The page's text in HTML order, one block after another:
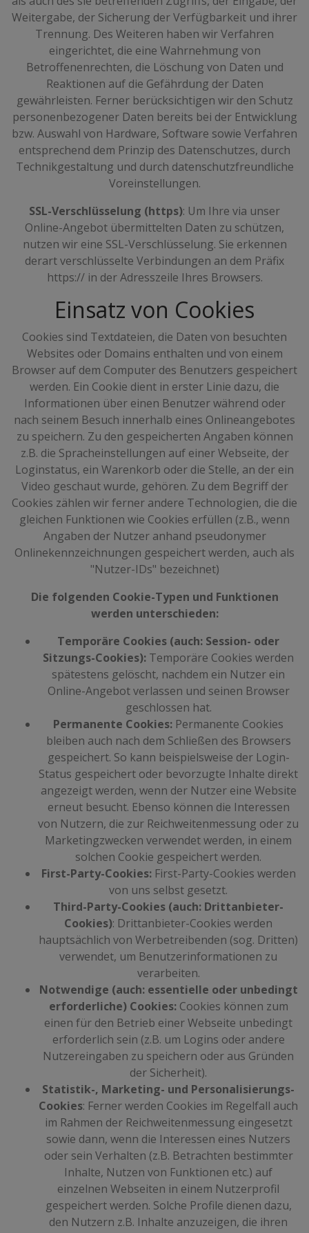
Weitergabe, der Sicherung der Verfügbarkeit und ihrer
Trennung. Des Weiteren haben wir Verfahren
eingerichtet, die eine Wahrnehmung von
Betroffenenrechten, die Löschung von Daten und
Reaktionen auf die Gefährdung der Daten
gewährleisten. Ferner berücksichtigen wir den Schutz
personenbezogener Daten bereits bei der Entwicklung
bzw. Auswahl von Hardware, Software sowie Verfahren
entsprechend dem Prinzip des Datenschutzes, durch
Technikgestaltung und durch datenschutzfreundliche
Voreinstellungen.
SSL-Verschlüsselung (https): Um Ihre via unser
Online-Angebot übermittelten Daten zu schützen,
nutzen wir eine SSL-Verschlüsselung. Sie erkennen
derart verschlüsselte Verbindungen an dem Präfix
https:// in der Adresszeile Ihres Browsers.
Einsatz von Cookies
Cookies sind Textdateien, die Daten von besuchten
Websites oder Domains enthalten und von einem
Browser auf dem Computer des Benutzers gespeichert
werden. Ein Cookie dient in erster Linie dazu, die
Informationen über einen Benutzer während oder
nach seinem Besuch innerhalb eines Onlineangebotes
zu speichern. Zu den gespeicherten Angaben können
z.B. die Spracheinstellungen auf einer Webseite, der
Loginstatus, ein Warenkorb oder die Stelle, an der ein
Video geschaut wurde, gehören. Zu dem Begriff der
Cookies zählen wir ferner andere Technologien, die die
gleichen Funktionen wie Cookies erfüllen (z.B., wenn
Angaben der Nutzer anhand pseudonymer
Onlinekennzeichnungen gespeichert werden, auch als
"Nutzer-IDs" bezeichnet)
Die folgenden Cookie-Typen und Funktionen
werden unterschieden:
Temporäre Cookies (auch: Session- oder
Sitzungs-Cookies): Temporäre Cookies werden
spätestens gelöscht, nachdem ein Nutzer ein
Online-Angebot verlassen und seinen Browser
geschlossen hat.
Permanente Cookies: Permanente Cookies
bleiben auch nach dem Schließen des Browsers
gespeichert. So kann beispielsweise der Login-
Status gespeichert oder bevorzugte Inhalte direkt
angezeigt werden, wenn der Nutzer eine Website
erneut besucht. Ebenso können die Interessen
von Nutzern, die zur Reichweitenmessung oder zu
Marketingzwecken verwendet werden, in einem
solchen Cookie gespeichert werden.
First-Party-Cookies:First-Party-Cookies werden
von uns selbst gesetzt.
Third-Party-Cookies (auch: Drittanbieter-
Cookies): Drittanbieter-Cookies werden
hauptsächlich von Werbetreibenden (sog. Dritten)
verwendet, um Benutzerinformationen zu
verarbeiten.
Notwendige (auch: essentielle oder unbedingt
erforderliche) Cookies:Cookies können zum
einen für den Betrieb einer Webseite unbedingt
erforderlich sein (z.B. um Logins oder andere
Nutzereingaben zu speichern oder aus Gründen
der Sicherheit).
Statistik-, Marketing- und Personalisierungs-
Cookies: Ferner werden Cookies im Regelfall auch
im Rahmen der Reichweitenmessung eingesetzt
sowie dann, wenn die Interessen eines Nutzers
oder sein Verhalten (z.B. Betrachten bestimmter
Inhalte, Nutzen von Funktionen etc.) auf
einzelnen Webseiten in einem Nutzerprofil
gespeichert werden. Solche Profile dienen dazu,
den Nutzern z.B. Inhalte anzuzeigen, die ihren